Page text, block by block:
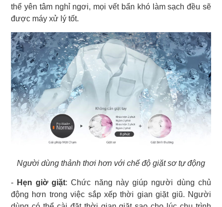
thể yên tâm nghỉ ngơi, mọi vết bẩn khó làm sạch đều sẽ
được máy xử lý tốt.
Người dùng thảnh thơi hơn với chế độ giặt sơ tự động
- Hẹn giờ giặt: Chức năng này giúp người dùng chủ
động hơn trong việc sắp xếp thời gian giặt giũ. Người